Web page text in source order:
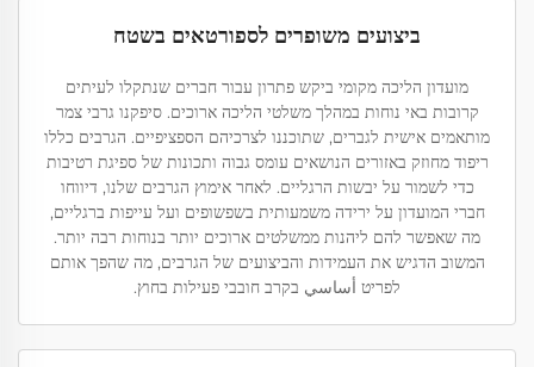
ביצועים משופרים לספורטאים בשטח
מועדון הליכה מקומי ביקש פתרון עבור חברים שנתקלו לעיתים
קרובות באי נוחות במהלך משלטי הליכה ארוכים. סיפקנו גרבי צמר
מותאמים אישית לגברים, שתוכננו לצרכיהם הספציפיים. הגרבים כללו
ריפוד מחוזק באזורים הנושאים עומס גבוה ותכונות של ספיגת רטיבות
כדי לשמור על יבשות הרגליים. לאחר אימוץ הגרבים שלנו, דיווחו
חברי המועדון על ירידה משמעותית בשפשופים ועל עייפות ברגליים,
מה שאפשר להם ליהנות ממשלטים ארוכים יותר בנוחות רבה יותר.
המשוב הדגיש את העמידות והביצועים של הגרבים, מה שהפך אותם
לפריט أساسي בקרב חובבי פעילות בחוץ.